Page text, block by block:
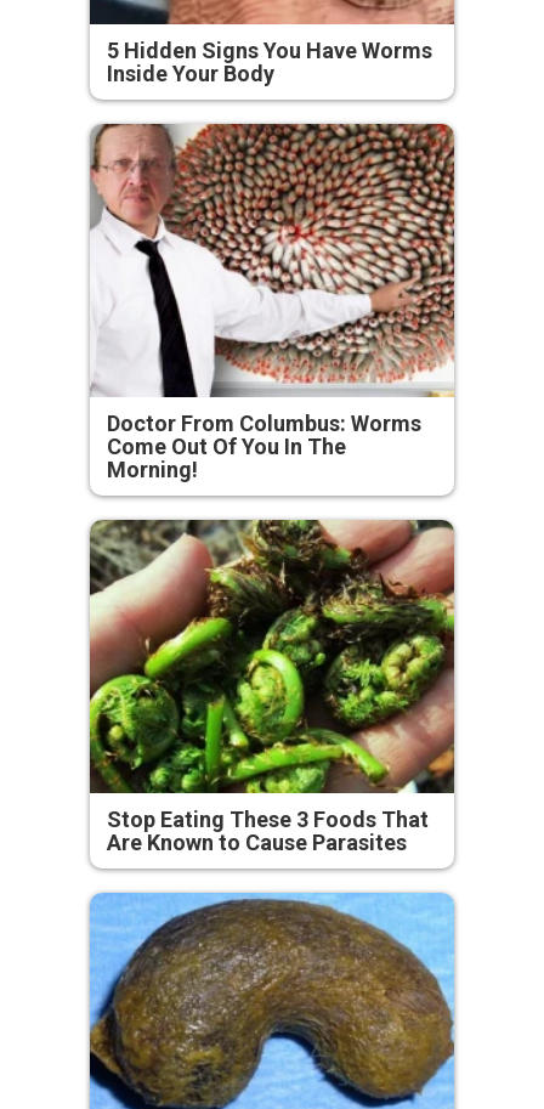
5 Hidden Signs You Have Worms
Inside Your Body
Doctor From Columbus: Worms
Come Out Of You In The
Morning!
Stop Eating These 3 Foods That
Are Known to Cause Parasites